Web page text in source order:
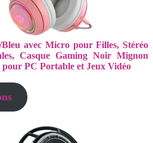
Bleu avec Micro pour Filles, Stéréo
Casque Gaming Noir Mignon
pour PC Portable et Jeux Vidéo